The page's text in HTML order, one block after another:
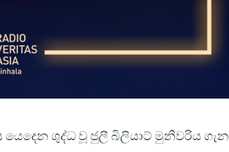
යෙදෙන ශුද්ධ වූ ජුලී බිලියාට් මුනිවරිය ගැන